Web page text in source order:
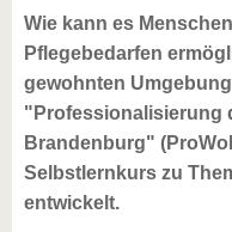
Wie kann es
Pflegebedarfen
gewohnten
"Professionalisierung
Brandenburg"
Selbstlernkurs zu
entwickelt.